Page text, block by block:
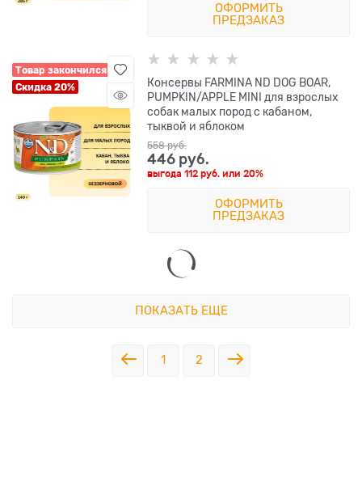
ОФОРМИТЬ
ПРЕДЗАКАЗ
Товар закончился
Скидка 20%
Консервы FARMINA ND DOG BOAR,
PUMPKIN/APPLE MINI для взрослых
собак малых пород с кабаном,
тыквой и яблоком
558 руб.
446 руб.
выгода112 руб. или20%
ОФОРМИТЬ
ПРЕДЗАКАЗ
ПОКАЗАТЬ ЕЩЕ
1 2